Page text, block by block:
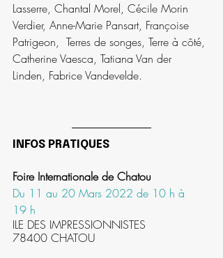
Lasserre, Chantal Morel, Cécile Morin
Verdier, Anne-Marie Pansart, Françoise
Patrigeon,  Terres de songes, Terre à côté,
Catherine Vaesca, Tatiana Van der
Linden, Fabrice Vandevelde.
INFOS PRATIQUES
Foire Internationale de Chatou
Du 11 au 20 Mars 2022 de 10 h à
19 h
ILE DES IMPRESSIONNISTES
78400 CHATOU